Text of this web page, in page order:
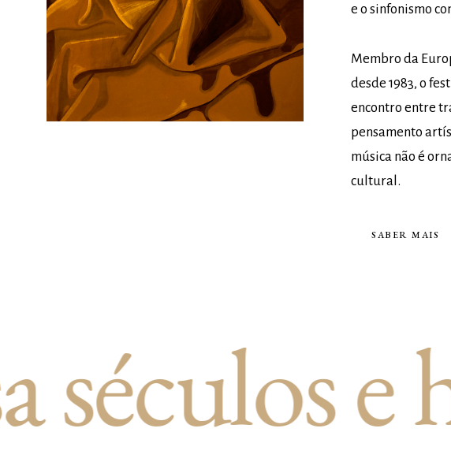
e o sinfonismo
Membro da
desde 1983, o
encontro entre
pensamento
música não é
cultural.
SABER MAIS
e